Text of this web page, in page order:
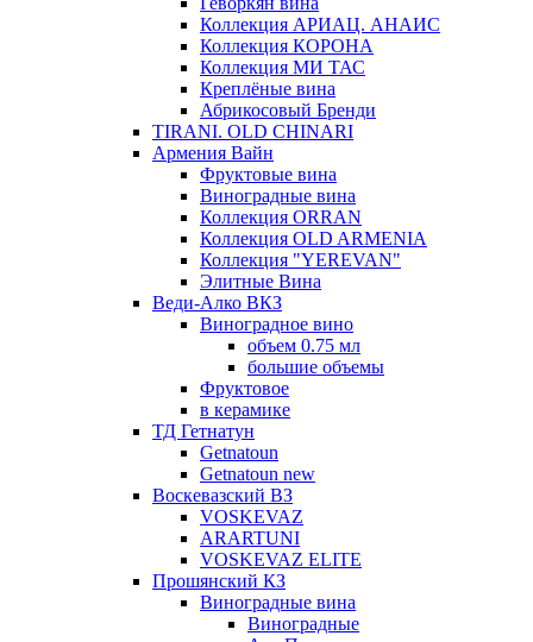
Коллекция АРИАЦ. АНАИС
Коллекция КОРОНА
Коллекция МИ ТАС
Креплёные вина
Абрикосовый Бренди
TIRANI. OLD CHINARI
Армения Вайн
Фруктовые вина
Виноградные вина
Коллекция ORRAN
Коллекция OLD ARMENIA
Коллекция "YEREVAN"
Элитные Вина
Веди-Алко ВКЗ
Виноградное вино
объем 0.75 мл
большие объемы
Фруктовое
в керамике
ТД Гетнатун
Getnatoun
Getnatoun new
Воскевазский ВЗ
VOSKEVAZ
ARARTUNI
VOSKEVAZ ELITE
Прошянский КЗ
Виноградные вина
Виноградные